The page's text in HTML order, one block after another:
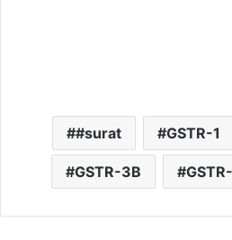
#surat GSTR-1
GSTR-3B